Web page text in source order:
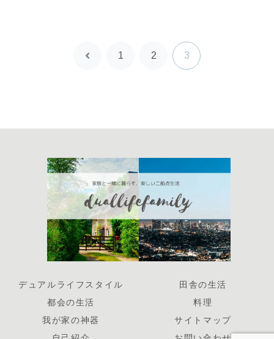
前
1 2 3
デュアルライフスタイル
田舎の生活
都会の生活
料理
我が家の神器
サイトマップ